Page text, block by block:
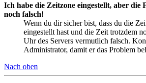
Ich habe die Zeitzone eingestellt, aber die
noch falsch!
Wenn du dir sicher bist, dass du die
eingestellt hast und die Zeit trotzdem
Uhr des Servers vermutlich falsch.
Administrator, damit er das Problem
Nach oben